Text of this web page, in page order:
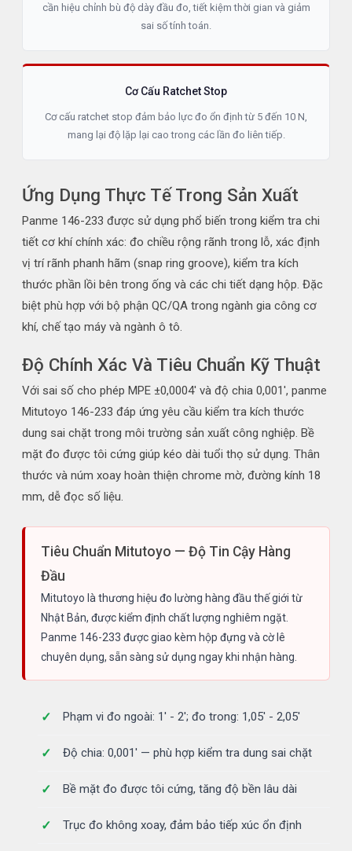
cần hiệu chỉnh bù độ dày đầu đo, tiết kiệm thời gian và giảm
sai số tính toán.
Cơ Cấu Ratchet Stop
Cơ cấu ratchet stop đảm bảo lực đo ổn định từ 5 đến 10 N,
mang lại độ lặp lại cao trong các lần đo liên tiếp.
Ứng Dụng Thực Tế Trong Sản Xuất
Panme 146-233 được sử dụng phổ biến trong kiểm tra chi
tiết cơ khí chính xác: đo chiều rộng rãnh trong lỗ, xác định
vị trí rãnh phanh hãm (snap ring groove), kiểm tra kích
thước phần lồi bên trong ống và các chi tiết dạng hộp. Đặc
biệt phù hợp với bộ phận QC/QA trong ngành gia công cơ
khí, chế tạo máy và ngành ô tô.
Độ Chính Xác Và Tiêu Chuẩn Kỹ Thuật
Với sai số cho phép MPE ±0,0004' và độ chia 0,001', panme
Mitutoyo 146-233 đáp ứng yêu cầu kiểm tra kích thước
dung sai chặt trong môi trường sản xuất công nghiệp. Bề
mặt đo được tôi cứng giúp kéo dài tuổi thọ sử dụng. Thân
thước và núm xoay hoàn thiện chrome mờ, đường kính 18
mm, dễ đọc số liệu.
Tiêu Chuẩn Mitutoyo — Độ Tin Cậy Hàng
Đầu
Mitutoyo là thương hiệu đo lường hàng đầu thế giới từ
Nhật Bản, được kiểm định chất lượng nghiêm ngặt.
Panme 146-233 được giao kèm hộp đựng và cờ lê
chuyên dụng, sẵn sàng sử dụng ngay khi nhận hàng.
Phạm vi đo ngoài: 1' - 2'; đo trong: 1,05' - 2,05'
Độ chia: 0,001' — phù hợp kiểm tra dung sai chặt
Bề mặt đo được tôi cứng, tăng độ bền lâu dài
Trục đo không xoay, đảm bảo tiếp xúc ổn định